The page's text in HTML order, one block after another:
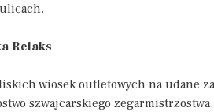
Relaks
wiosek outletowych na udane
szwajcarskiego